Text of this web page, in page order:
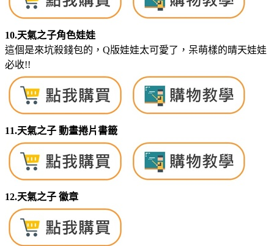
10.天氣之子角色娃娃
這個是來坑殺錢包的，Q版娃娃太可愛了，呆萌樣的晴天娃娃
必收!!
11.天氣之子 動畫捲片書籤
12.天氣之子 徽章